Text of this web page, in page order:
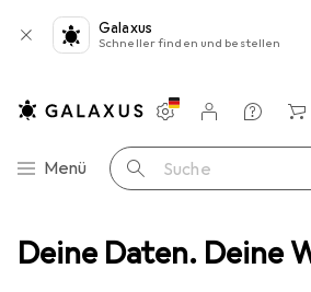
Deine Daten. Deine
Galaxus
Schneller finden und bestellen
Navigation nach Kategorien
Menü Suche
Einstellungen
Kundenkonto
Vergleichslisten
Merklisten
Warenkorb
Barcode Scanner Zubehör Intermec Chg